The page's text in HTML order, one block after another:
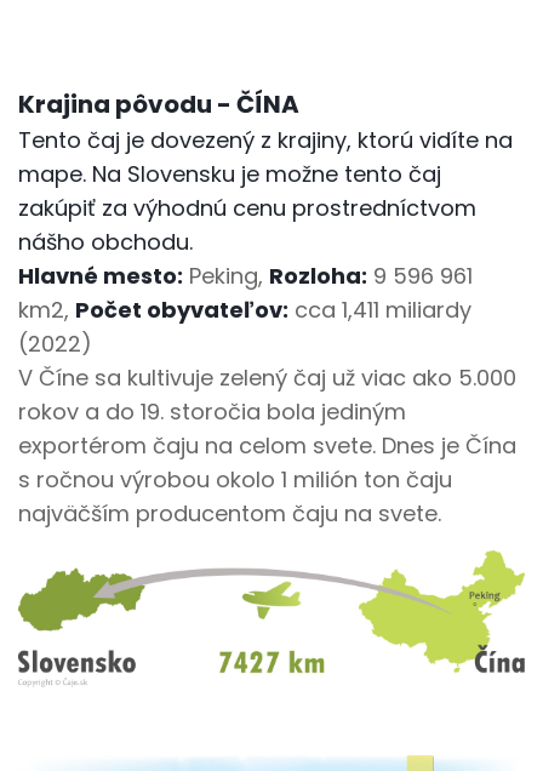
Krajina pôvodu - ČÍNA
Tento čaj je dovezený z krajiny, ktorú vidíte na
mape. Na Slovensku je možne tento čaj
zakúpiť za výhodnú cenu prostredníctvom
nášho obchodu.
Hlavné mesto: Peking, Rozloha: 9 596 961
km2, Počet obyvateľov: cca 1,411 miliardy
(2022)
V Číne sa kultivuje zelený čaj už viac ako 5.000
rokov a do 19. storočia bola jediným
exportérom čaju na celom svete. Dnes je Čína
s ročnou výrobou okolo 1 milión ton čaju
najväčším producentom čaju na svete.